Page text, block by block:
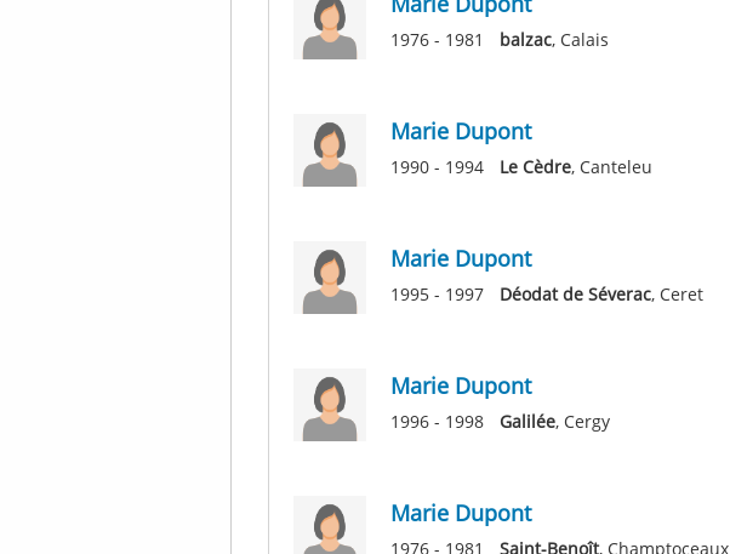
1976 - 1981 balzac, Calais
Marie Dupont
1990 - 1994 Le Cèdre, Canteleu
Marie Dupont
1995 - 1997 Déodat de Séverac, Ceret
Marie Dupont
1996 - 1998 Galilée, Cergy
Marie Dupont
1976 - 1981 Saint-Benoît, Champtoceaux